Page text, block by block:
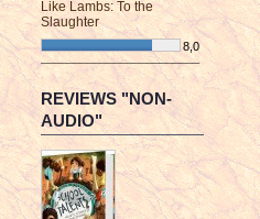
Like Lambs: To the
Slaughter
8,0
¯¯¯¯¯¯¯¯¯¯¯¯¯¯¯¯¯¯¯¯¯¯¯¯
REVIEWS "NON-
AUDIO"